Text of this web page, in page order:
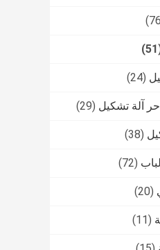
(24)
آلة تشكيل (29)
(38)
(72)
(20)
(11)